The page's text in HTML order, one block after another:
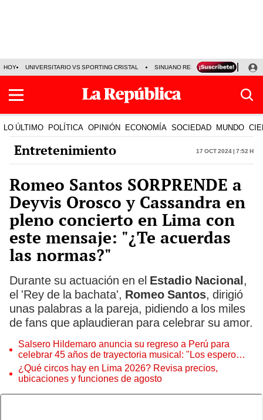
HOY UNIVERSITARIO VS SPORTING CRISTAL SINUANO RESULTADOS HOY
LO ÚLTIMO POLÍTICA OPINIÓN ECONOMÍA SOCIEDAD MUNDO
Entretenimiento 17 Oct 2024 | 7:52 h
Romeo Santos SORPRENDE a
Deyvis Orosco y Cassandra en
pleno concierto en Lima con
este mensaje: "¿Te acuerdas
las normas?"
Durante su actuación en el Estadio Nacional,
el 'Rey de la bachata', Romeo Santos, dirigió
unas palabras a la pareja, pidiendo a los miles
de fans que aplaudieran para celebrar su amor.
Salsero Hildemaro anuncia su regreso a Perú para
celebrar 45 años de trayectoria musical: "Los espero
para cantar con todos ustedes”
¿Qué circos hay en Lima 2026? Revisa precios,
ubicaciones y funciones de agosto